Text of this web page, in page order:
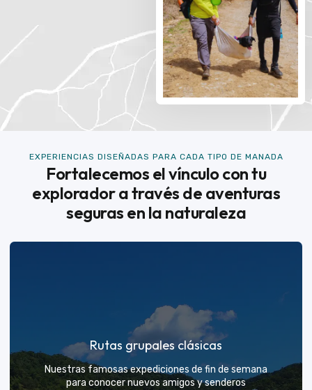
EXPERIENCIAS DISEÑADAS PARA CADA TIPO DE MANADA
Fortalecemos el vínculo con tu
explorador a través de aventuras
seguras en la naturaleza
Rutas grupales clásicas
Nuestras famosas expediciones de fin de semana
para conocer nuevos amigos y senderos